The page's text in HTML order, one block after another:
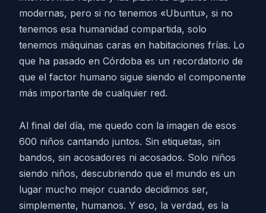
modernas, pero si no tenemos «Ubuntu», si no
tenemos esa humanidad compartida, solo
tenemos máquinas caras en habitaciones frías. Lo
que ha pasado en Córdoba es un recordatorio de
que el factor humano sigue siendo el componente
más importante de cualquier red.
Al final del día, me quedo con la imagen de esos
600 niños cantando juntos. Sin etiquetas, sin
bandos, sin acosadores ni acosados. Solo niños
siendo niños, descubriendo que el mundo es un
lugar mucho mejor cuando decidimos ser,
simplemente, humanos. Y eso, la verdad, es la